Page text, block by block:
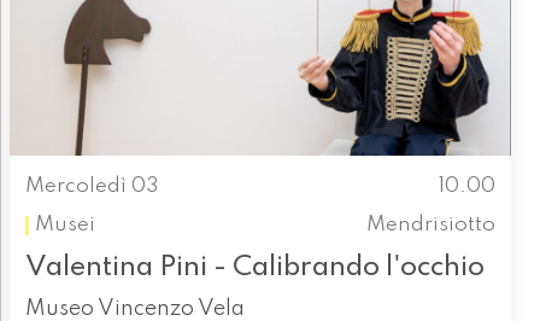
Mercoledì 03
10.00
Musei
Mendrisiotto
Valentina Pini - Calibrando l'occhio
Museo Vincenzo Vela